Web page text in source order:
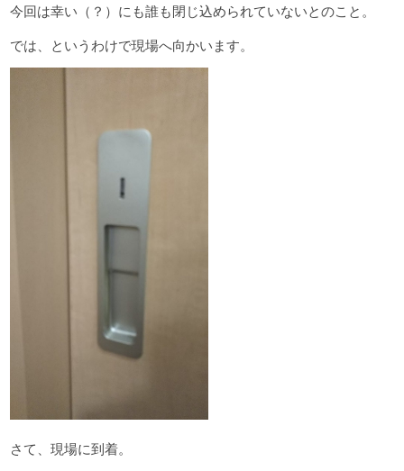
今回は幸い（？）にも誰も閉じ込められていないとのこと。
では、というわけで現場へ向かいます。
さて、現場に到着。